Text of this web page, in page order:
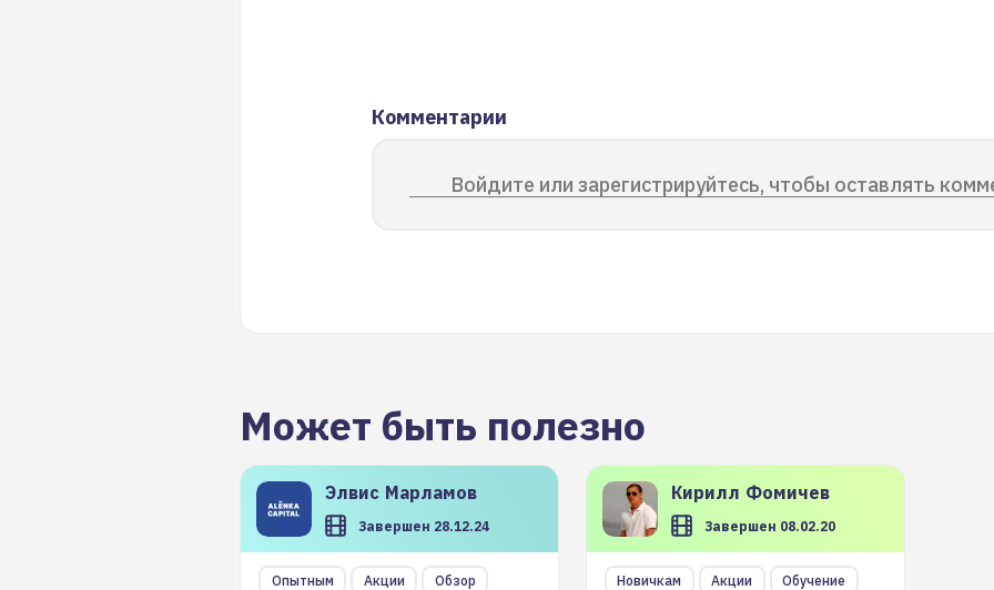
Комментарии
Войдите или зарегистрируйтесь, чтобы оставлять
Может быть полезно
Элвис Марламов
Завершен 28.12.24
Опытным Акции Обзор
Кирилл Фомичев
Завершен 08.02.20
Новичкам Акции Обучение